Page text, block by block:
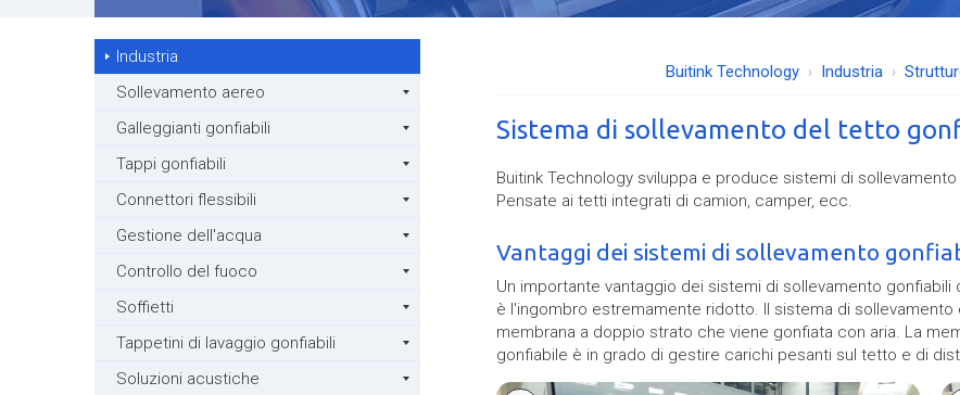
Industria
Sollevamento aereo
Galleggianti gonfiabili
Tappi gonfiabili
Connettori flessibili
Gestione dell'acqua
Controllo del fuoco
Soffietti
Tappetini di lavaggio gonfiabili
Soluzioni acustiche
Buitink Technology Industria
Sistema di sollevamento del tetto
Buitink Technology sviluppa e produce sistemi di
Pensate ai tetti integrati di camion, camper, ecc.
Vantaggi dei sistemi di sollevamento
Un importante vantaggio dei sistemi di sollevamento gonfiabili
è l'ingombro estremamente ridotto. Il sistema di sollevamento
membrana a doppio strato che viene gonfiata con aria. La
gonfiabile è in grado di gestire carichi pesanti sul tetto e di